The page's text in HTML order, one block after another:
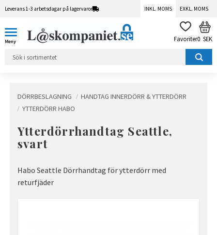
Leverans 1-3 arbetsdagar på lagervaror INKL. MOMS EXKL. MOMS
FAVORITER
0 SEK
DÖRRBESLAGNING
HANDTAG INNERDÖRR & YTTERDÖRR
YTTERDÖRR HABO
Ytterdörrhandtag Seattle,
svart
Habo Seattle Dörrhandtag för ytterdörr med
returfjäder